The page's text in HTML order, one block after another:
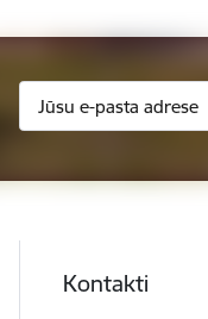
Kontakti